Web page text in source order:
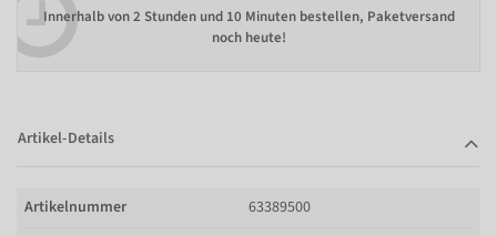
Innerhalb von2 Stunden und 10 Minuten bestellen, Paketversand
noch heute!
Artikel-Details
Artikelnummer
63389500